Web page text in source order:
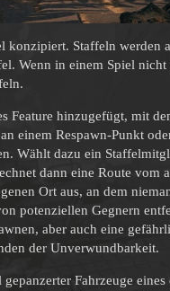
konzipiert. Staffeln werden
Wenn in einem Spiel nicht
Feature hinzugefügt, mit
einem Respawn-Punkt
Wählt dazu ein
dann eine Route vom
Ort aus, an dem
potenziellen Gegnern
aber auch eine
der Unverwundbarkeit.
Fahrzeuge